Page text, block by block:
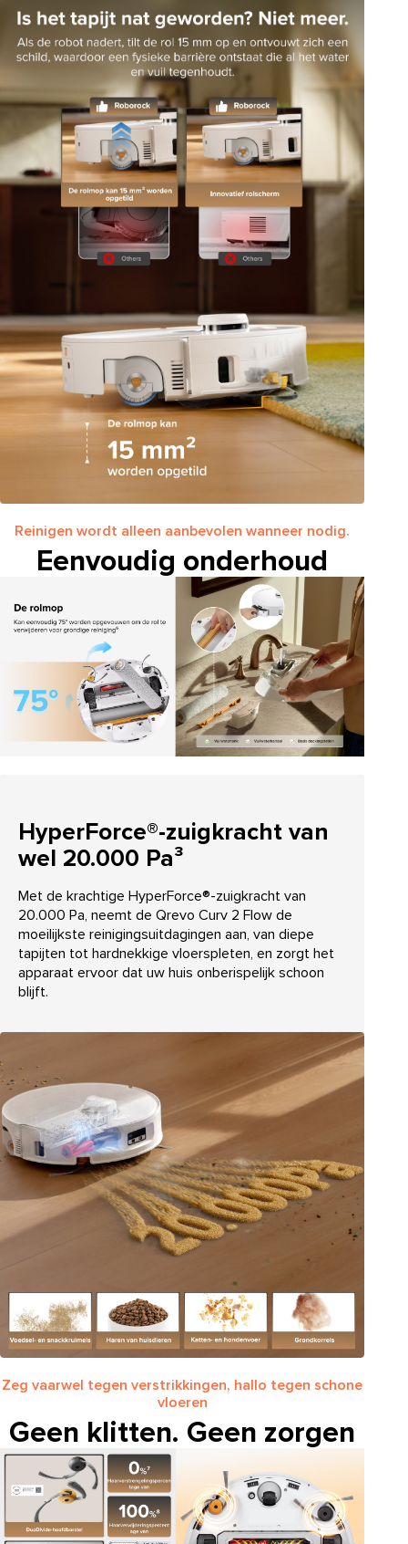
Reinigen wordt alleen aanbevolen wanneer nodig.
Eenvoudig onderhoud
HyperForce®-zuigkracht van
wel 20.000 Pa³
Met de krachtige HyperForce®-zuigkracht van
20.000 Pa, neemt de Qrevo Curv 2 Flow de
moeilijkste reinigingsuitdagingen aan, van diepe
tapijten tot hardnekkige vloerspleten, en zorgt het
apparaat ervoor dat uw huis onberispelijk schoon
blijft.
Zeg vaarwel tegen verstrikkingen, hallo tegen schone
vloeren
Geen klitten. Geen zorgen